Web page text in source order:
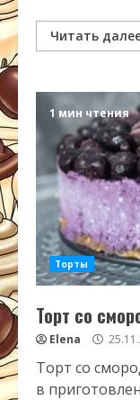
Читать
1 мин чтения
Торты
Торт со
Elena
Торт со
в